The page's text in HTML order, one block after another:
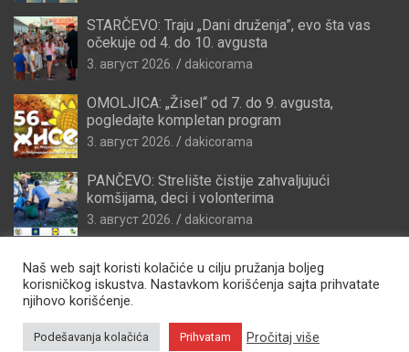
STARČEVO: Traju „Dani druženja”, evo šta vas
očekuje od 4. do 10. avgusta
3. август 2026. dakicorama
OMOLJICA: „Žisel“ od 7. do 9. avgusta,
pogledajte kompletan program
3. август 2026. dakicorama
PANČEVO: Strelište čistije zahvaljujući
komšijama, deci i volonterima
3. август 2026. dakicorama
Copyright © 2026Zdravo Pančevo
Naš web sajt koristi kolačiće u cilju pružanja boljeg
korisničkog iskustva. Nastavkom korišćenja sajta prihvatate
njihovo korišćenje.
Podešavanja kolačića Prihvatam Pročitaj više